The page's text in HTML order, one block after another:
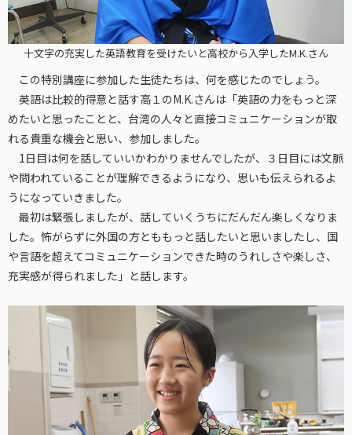
十文字の充実した英語教育を受けたいと高校から入学したM.K.さん
この特別講座に参加した生徒たちは、何を感じたのでしょう。
英語は比較的得意と話す高１のM.K.さんは「英語の力をもっと深
めたいと思ったことと、台湾の人々と直接コミュニケーションが取
れる貴重な機会と思い、参加しました。
1日目は何を話していいかわかりませんでしたが、３日目には文脈
や問われていることが理解できるようになり、思いも伝えられるよ
うになっていきました。
最初は緊張しましたが、話していくうちにだんだん楽しくなりま
した。怖がらずに外国の方とももっと話したいと思いましたし、国
や言語を超えてコミュニケーションできた時のうれしさや楽しさ、
充実感が得られました」と話します。